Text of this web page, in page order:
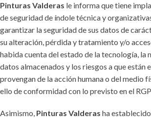
Pinturas Valderas le informa que tiene
de seguridad de índole técnica y
garantizar la seguridad de sus datos de
su alteración, pérdida y tratamiento y/o
habida cuenta del estado de la tecnología, la
datos almacenados y los riesgos a que están
provengan de la acción humana o del medio
ello de conformidad con lo previsto en el
Asimismo, Pinturas Valderas ha